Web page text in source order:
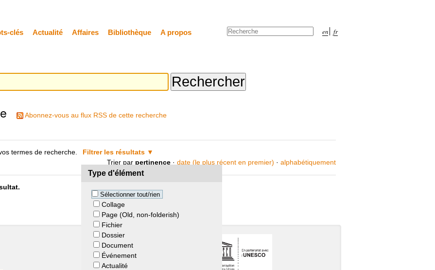
clés Actualité Affaires Bibliothèque A propos en fr
Chercher par
Abonnez-vous au flux RSS de cette recherche
termes de recherche. Filtrer les résultats
Type d'élément
Sélectionner tout/rien
Collage
Page (Old, non-folderish)
Fichier
Dossier
Document
Événement
Actualité
Trier par pertinence · date (le plus récent en premier) · alphabétiquement